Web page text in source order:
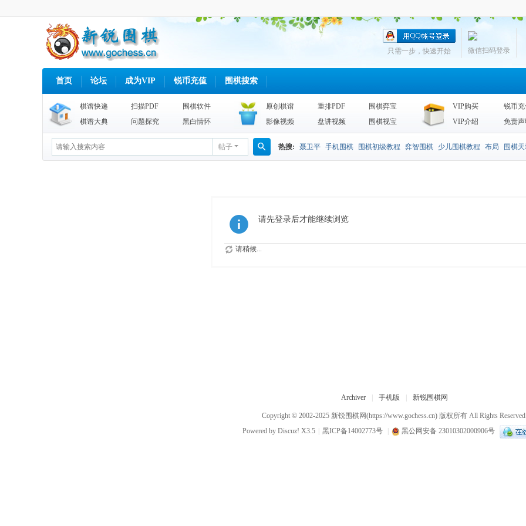
微信扫码登录
只需一步，快速开始
首页 论坛 成为VIP 锐币充值 围棋搜索
棋谱快递 扫描PDF
围棋软件
棋谱大典
问题探究 黑白情怀
原创棋谱 重排PDF
围棋弈宝
影像视频
盘讲视频 围棋视宝
VIP购买
锐币
VIP介绍
免责
帖子
搜
热搜: 聂卫平 手机围棋 围棋初级教程 弈智围棋 少儿围棋教程 布局 围棋
请先登录后才能继续浏览
请稍候...
Archiver 手机版 新锐围棋网
Copyright © 2002-2025 新锐围棋网(https://www.gochess.cn) 版权所有 All Rights
Powered by Discuz! X3.5 黑ICP备14002773号 黑公网安备 23010302000906号